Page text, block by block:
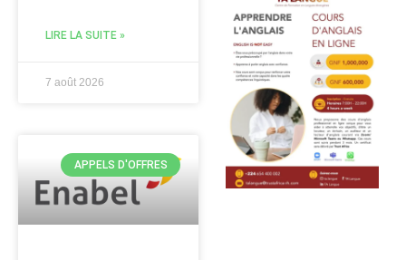
LIRE LA SUITE »
7 août 2026
APPELS D'OFFRES